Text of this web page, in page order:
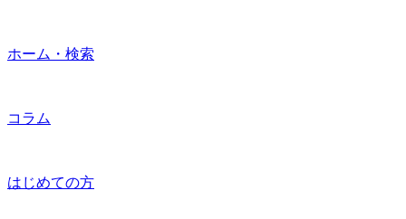
ホーム・検索
コラム
はじめての方